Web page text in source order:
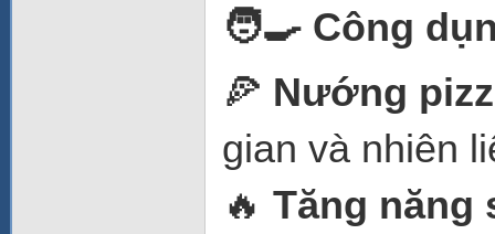
🧑‍🍳 Công
🍕 Nướng
gian và nhiên
🔥 Tăng năng